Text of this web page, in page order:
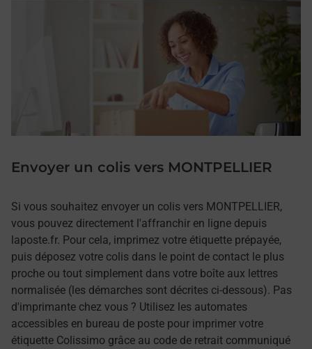
Envoyer un colis vers MONTPELLIER
Si vous souhaitez envoyer un colis vers MONTPELLIER,
vous pouvez directement l'affranchir en ligne depuis
laposte.fr. Pour cela, imprimez votre étiquette prépayée,
puis déposez votre colis dans le point de contact le plus
proche ou tout simplement dans votre boîte aux lettres
normalisée (les démarches sont décrites ci-dessous). Pas
d'imprimante chez vous ? Utilisez les automates
accessibles en bureau de poste pour imprimer votre
étiquette Colissimo grâce au code de retrait communiqué